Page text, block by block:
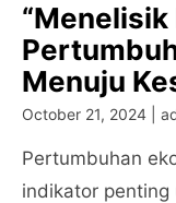
Menuju
October 21, 2024 |
Pertumbuhan
indikator penting